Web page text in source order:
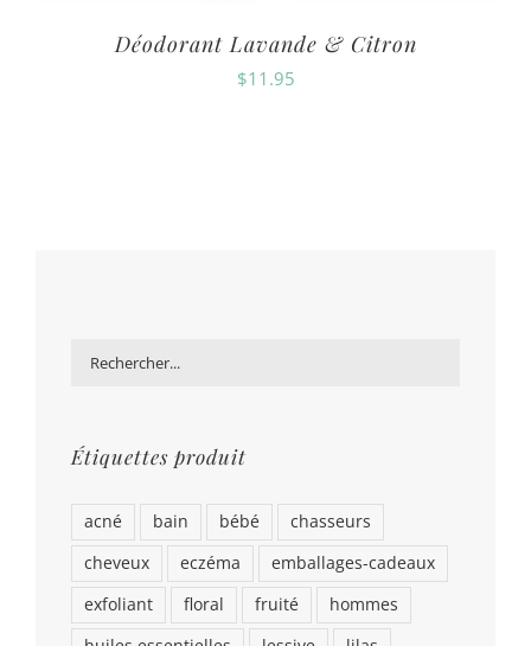
Déodorant Lavande & Citron
$11.95
Étiquettes produit
acné bain bébé
chasseurs
cheveux
eczéma
emballages-cadeaux
exfoliant
floral fruité
hommes